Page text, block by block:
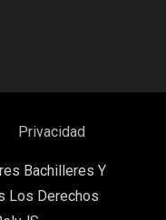
Privacidad
Bachilleres Y
Los Derechos